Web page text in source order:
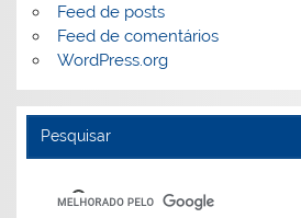
Feed de posts
Feed de comentários
WordPress.org
Pesquisar